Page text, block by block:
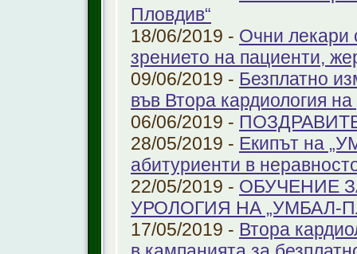
Пловдив“
18/06/2019 - Очни лекари
зрението на пациенти,
09/06/2019 - Безплатно
във Втора кардиология
06/06/2019 -
28/05/2019 - Екипът на
абитуриенти в
22/05/2019 - ОБУЧЕНИЕ
УРОЛОГИЯ НА „УМБАЛ-
17/05/2019 - Втора